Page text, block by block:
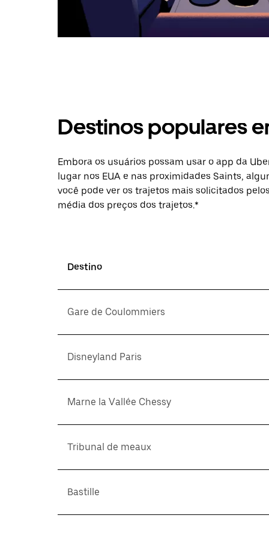
Destinos populares
Embora os usuários possam usar o app da
lugar nos EUA e nas proximidades Saints,
você pode ver os trajetos mais solicitados
média dos preços dos trajetos.*
Destino
Gare de Coulommiers
Disneyland Paris
Marne la Vallée Chessy
Tribunal de meaux
Bastille